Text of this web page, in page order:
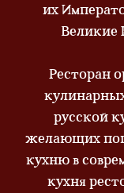
их
Великие
Ресторан
русской
желающих
кухню в
кухня